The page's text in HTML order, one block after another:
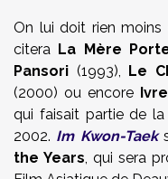
On lui doit rien moins
citera La Mère
Pansori (1993), Le
(2000) ou encore
qui faisait partie de
2002. Im Kwon-Taek
the Years, qui sera